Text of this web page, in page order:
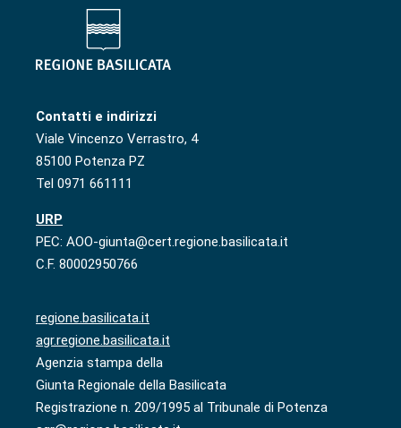
Contatti e indirizzi
Viale Vincenzo Verrastro, 4
85100 Potenza PZ
Tel 0971 661111
URP
PEC: AOO-giunta@cert.regione.basilicata.it
C.F. 80002950766
regione.basilicata.it
agr.regione.basilicata.it
Agenzia stampa della
Giunta Regionale della Basilicata
Registrazione n. 209/1995 al Tribunale di Potenza